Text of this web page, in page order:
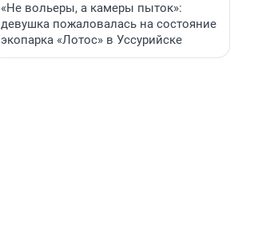
«Не вольеры, а камеры пыток»:
девушка пожаловалась на состояние
экопарка «Лотос» в Уссурийске